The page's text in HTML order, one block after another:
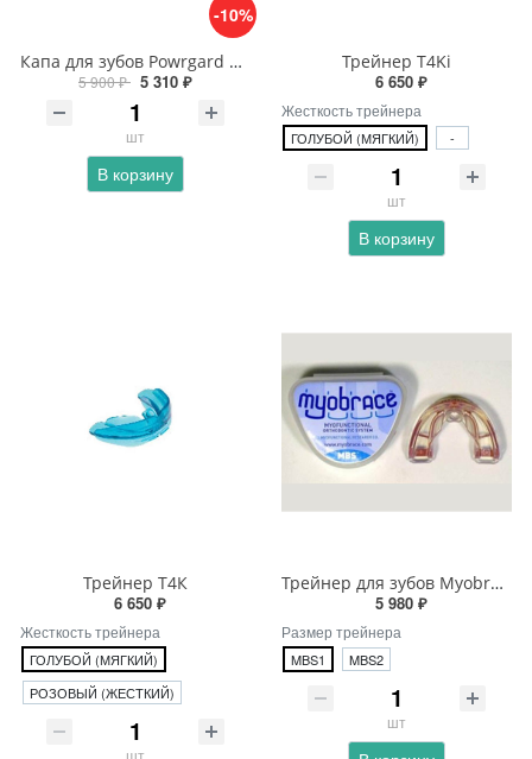
-10%
Капа для зубов Powrgard Extreme
5 900 ₽ 5 310 ₽
шт
В корзину
Трейнер T4Ki
6 650 ₽
Жесткость трейнера
ГОЛУБОЙ (МЯГКИЙ) -
шт
В корзину
Трейнер Т4К
6 650 ₽
Жесткость трейнера
ГОЛУБОЙ (МЯГКИЙ)
РОЗОВЫЙ (ЖЕСТКИЙ)
шт
Трейнер для зубов Myobrace MBS с каркасом
5 980 ₽
Размер трейнера
MBS1 MBS2
шт